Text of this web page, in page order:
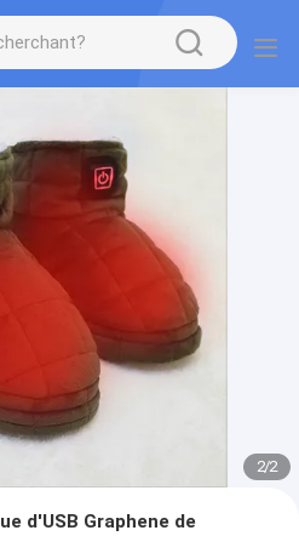
2/2
d'USB Graphene de